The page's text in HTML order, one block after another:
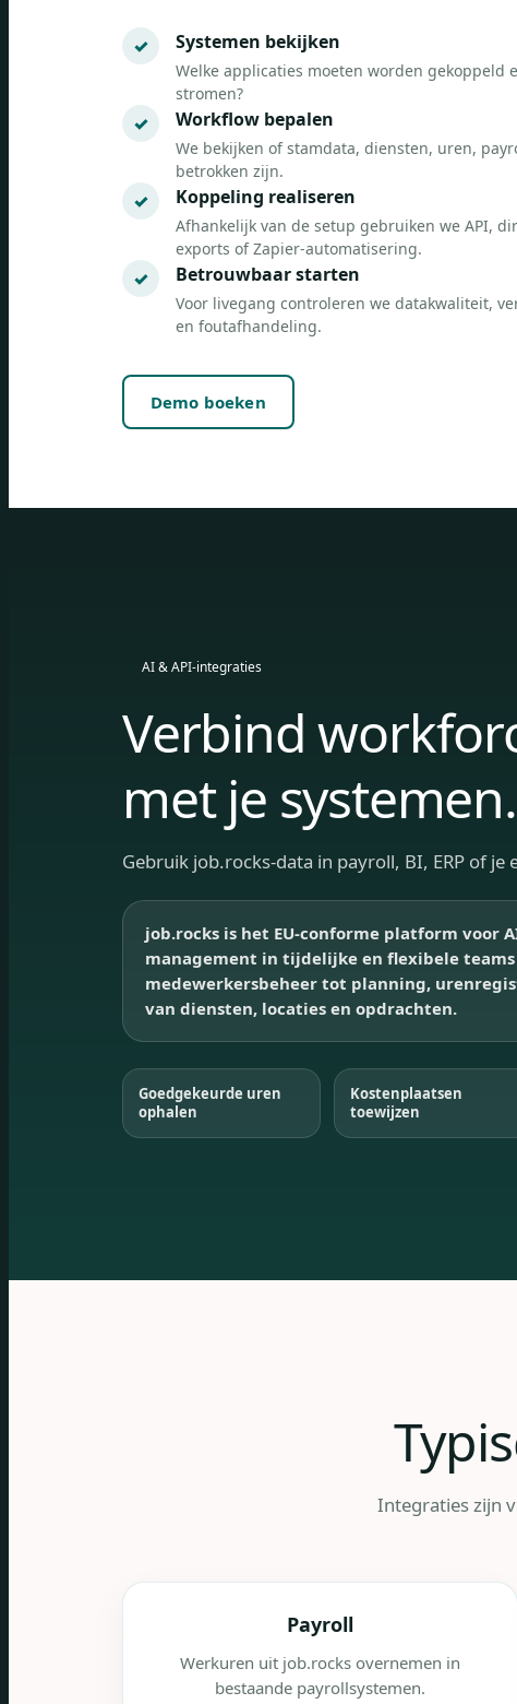
Systemen bekijken
Welke applicaties moeten worden gekoppeld
stromen?
Workflow bepalen
We bekijken of stamdata, diensten, uren,
betrokken zijn.
Koppeling realiseren
Afhankelijk van de setup gebruiken we API,
exports of Zapier-automatisering.
Betrouwbaar starten
Voor livegang controleren we datakwaliteit,
en foutafhandeling.
Demo boeken
AI & API-integraties
Verbind
met je systemen.
Gebruik job.rocks-data in payroll, BI, ERP of je
job.rocks is het EU-conforme platform voor
management in tijdelijke en flexibele
medewerkersbeheer tot planning,
van diensten, locaties en opdrachten.
Goedgekeurde uren
ophalen
Kostenplaatsen
toewijzen
Integraties zijn
Payroll
Werkuren uit job.rocks overnemen in
bestaande payrollsystemen.